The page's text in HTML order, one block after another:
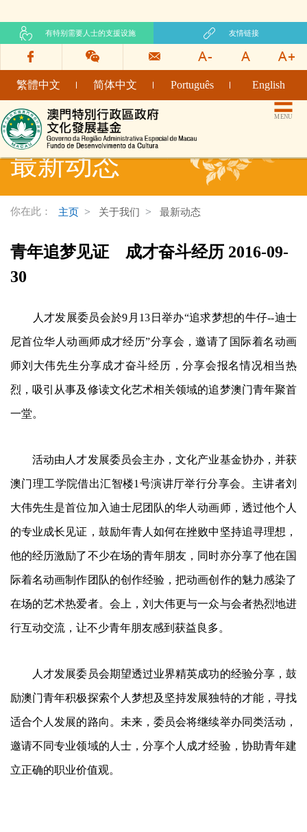
有特别需要人士的支援设施 友情链接
繁體中文 简体中文 Português English
文化发展基金网页 MENU
最新动态
你在此： 主页 关于我们 最新动态
青年追梦见证 成才奋斗经历 2016-09-
30
人才发展委员会於9月13日举办“追求梦想的牛仔--迪士
尼首位华人动画师成才经历”分享会，邀请了国际着名动画
师刘大伟先生分享成才奋斗经历，分享会报名情况相当热
烈，吸引从事及修读文化艺术相关领域的追梦澳门青年聚首
一堂。
活动由人才发展委员会主办，文化产业基金协办，并获
澳门理工学院借出汇智楼1号演讲厅举行分享会。主讲者刘
大伟先生是首位加入迪士尼团队的华人动画师，透过他个人
的专业成长见证，鼓励年青人如何在挫败中坚持追寻理想，
他的经历激励了不少在场的青年朋友，同时亦分享了他在国
际着名动画制作团队的创作经验，把动画创作的魅力感染了
在场的艺术热爱者。会上，刘大伟更与一众与会者热烈地进
行互动交流，让不少青年朋友感到获益良多。
人才发展委员会期望透过业界精英成功的经验分享，鼓
励澳门青年积极探索个人梦想及坚持发展独特的才能，寻找
适合个人发展的路向。未来，委员会将继续举办同类活动，
邀请不同专业领域的人士，分享个人成才经验，协助青年建
立正确的职业价值观。